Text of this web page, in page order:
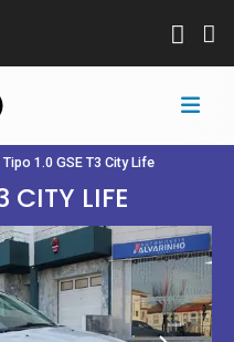
Tipo 1.0 GSE T3 City Life
CITY LIFE